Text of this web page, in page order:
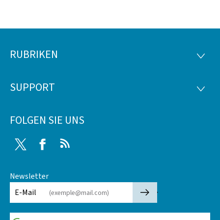
Footer
RUBRIKEN
SUPPORT
FOLGEN SIE UNS
Twitter Facebook
Newsletter
E-Mail
🡒